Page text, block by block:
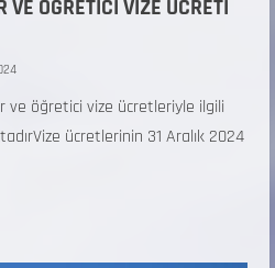
ÖĞRETİCİ VİZE ÜCRETİ
öğretici vize ücretleriyle ilgili
ücretlerinin 31 Aralık 2024